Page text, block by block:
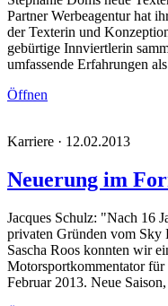
Partner Werbeagentur hat
der Texterin und
gebürtige Innviertlerin
umfassende Erfahrungen
Öffnen
Karriere · 12.02.2013
Neuerung im
Jacques Schulz: "Nach 16
privaten Gründen vom
Sascha Roos konnten wir
Motorsportkommentator
Februar 2013. Neue Saison,